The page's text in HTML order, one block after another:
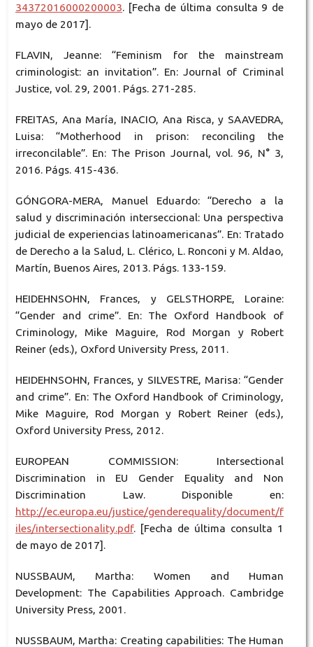
34372016000200003. [Fecha de última consulta 9 de
mayo de 2017].
FLAVIN, Jeanne: “Feminism for the mainstream
criminologist: an invitation”. En: Journal of Criminal
Justice, vol. 29, 2001. Págs. 271-285.
FREITAS, Ana María, INACIO, Ana Risca, y SAAVEDRA,
Luisa: “Motherhood in prison: reconciling the
irreconcilable”. En: The Prison Journal, vol. 96, N° 3,
2016. Págs. 415-436.
GÓNGORA-MERA, Manuel Eduardo: “Derecho a la
salud y discriminación interseccional: Una perspectiva
judicial de experiencias latinoamericanas”. En: Tratado
de Derecho a la Salud, L. Clérico, L. Ronconi y M. Aldao,
Martín, Buenos Aires, 2013. Págs. 133-159.
HEIDEHNSOHN, Frances, y GELSTHORPE, Loraine:
“Gender and crime”. En: The Oxford Handbook of
Criminology, Mike Maguire, Rod Morgan y Robert
Reiner (eds.), Oxford University Press, 2011.
HEIDEHNSOHN, Frances, y SILVESTRE, Marisa: “Gender
and crime”. En: The Oxford Handbook of Criminology,
Mike Maguire, Rod Morgan y Robert Reiner (eds.),
Oxford University Press, 2012.
EUROPEAN COMMISSION: Intersectional
Discrimination in EU Gender Equality and Non
Discrimination Law. Disponible en:
http://ec.europa.eu/justice/genderequality/document/f
iles/intersectionality.pdf. [Fecha de última consulta 1
de mayo de 2017].
NUSSBAUM, Martha: Women and Human
Development: The Capabilities Approach. Cambridge
University Press, 2001.
NUSSBAUM, Martha: Creating capabilities: The Human